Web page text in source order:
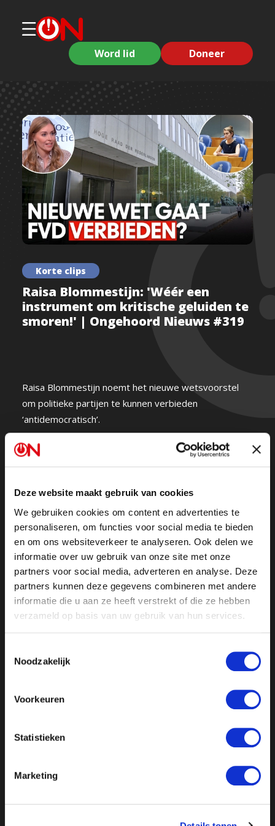
Deze website maakt gebruik van cookies
We gebruiken cookies om content en advertenties te
personaliseren, om functies voor social media te bieden
en om ons websiteverkeer te analyseren. Ook delen we
informatie over uw gebruik van onze site met onze
partners voor social media, adverteren en analyse. Deze
partners kunnen deze gegevens combineren met andere
informatie die u aan ze heeft verstrekt of die ze hebben
verzameld op basis van uw gebruik van hun services.
Noodzakelijk
Voorkeuren
Statistieken
Marketing
Word lid Doneer
Korte clips
Raisa Blommestijn: 'Wéér een
instrument om kritische geluiden te
smoren!' | Ongehoord Nieuws #319
Raisa Blommestijn noemt het nieuwe wetsvoorstel
om politieke partijen te kunnen verbieden
‘antidemocratisch’.
“Het is wéér een instrument om kritische geluiden te
smoren - zoals dat nu al gebeurt met politieke
vervolging van politici, burgers en opiniemakers aan
Ongehoord Nieuws gemist? Kijk de hele uitzending
terug op NPO Start:
https://npo.nl/start/afspelen/ongehoord-nieuws_576